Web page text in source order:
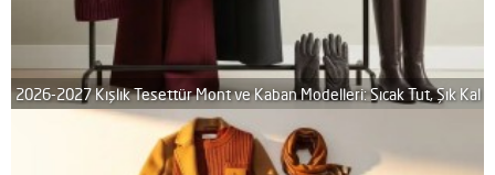
2026-2027 Kışlık Tesettür Mont ve Kaban Modelleri: Sıcak Tut, Şık Kal